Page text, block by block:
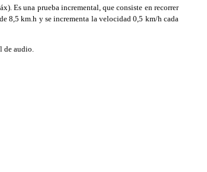
Es una prueba incremental, que consiste en recorrer
8,5 km.h y se incrementa la velocidad 0,5 km/h cada
de audio.